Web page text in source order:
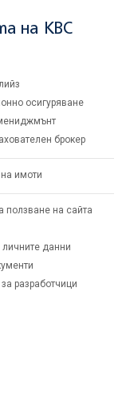
на KBC
осигуряване
брокер
имоти
ползване на сайта
данни
разработчици